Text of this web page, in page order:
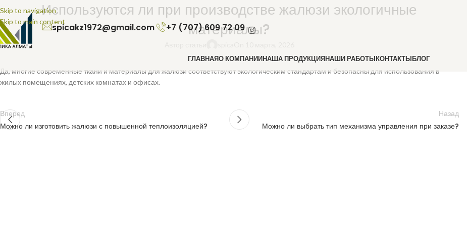
Skip to navigation
Skip to main content
spicakz1972@gmail.com +7 (707) 609 72 09
ГЛАВНАЯО КОМПАНИИНАША ПРОДУКЦИЯНАШИ РАБОТЫКОНТАКТЫБЛОГ
Используются ли при производстве жалюзи экологичные
материалы?
Да, многие современные ткани и материалы для жалюзи соответствуют экологическим стандартам и безопасны для использования в
жилых помещениях, детских комнатах и офисах.
Вперед
Можно ли изготовить жалюзи с повышенной теплоизоляцией?
Назад
Можно ли выбрать тип механизма управления при заказе?